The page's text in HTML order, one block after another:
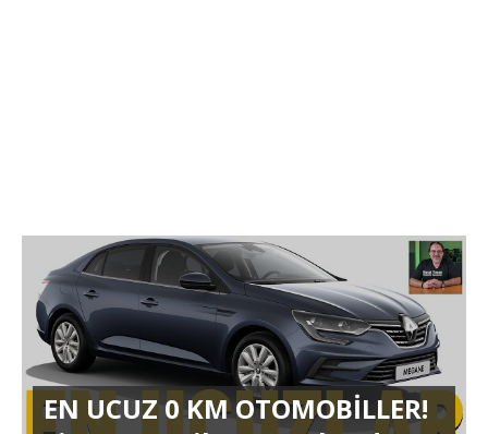
EN UCUZ 0 KM OTOMOBİLLER!